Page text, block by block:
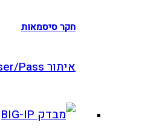
חקר סיסמאות